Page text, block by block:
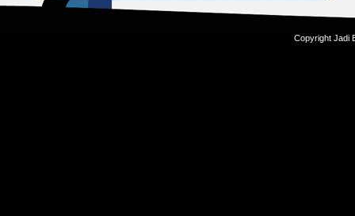
Copyright Jadi